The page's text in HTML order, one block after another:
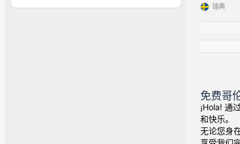
瑞典
免费哥
¡Hola! 通
和快乐。
无论您身